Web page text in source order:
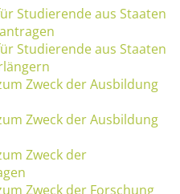
Studierende aus Staaten
Studierende aus Staaten
Zweck der Ausbildung
Zweck der Ausbildung
Zweck der
Zweck der Forschung